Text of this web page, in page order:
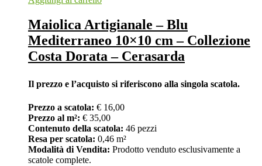
Maiolica Artigianale – Blu
Mediterraneo 10×10 cm – Collezione
Costa Dorata – Cerasarda
Il prezzo e l’acquisto si riferiscono alla singola scatola.
Prezzo a scatola: € 16,00
Prezzo al m²: € 35,00
Contenuto della scatola: 46 pezzi
Resa per scatola: 0,46 m²
Modalità di Vendita: Prodotto venduto esclusivamente a
scatole complete.